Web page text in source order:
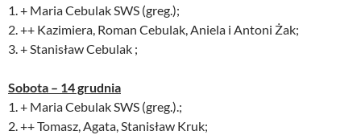
1. + Maria Cebulak SWS (greg.);
2. ++ Kazimiera, Roman Cebulak, Aniela i Antoni Żak;
3. + Stanisław Cebulak ;
Sobota – 14 grudnia
1. + Maria Cebulak SWS (greg.).;
2. ++ Tomasz, Agata, Stanisław Kruk;